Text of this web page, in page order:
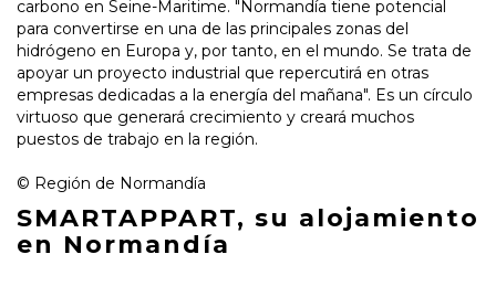
carbono en Seine-Maritime. "Normandía tiene potencial
para convertirse en una de las principales zonas del
hidrógeno en Europa y, por tanto, en el mundo. Se trata de
apoyar un proyecto industrial que repercutirá en otras
empresas dedicadas a la energía del mañana". Es un círculo
virtuoso que generará crecimiento y creará muchos
puestos de trabajo en la región.
© Región de Normandía
SMARTAPPART, su alojamiento
en Normandía